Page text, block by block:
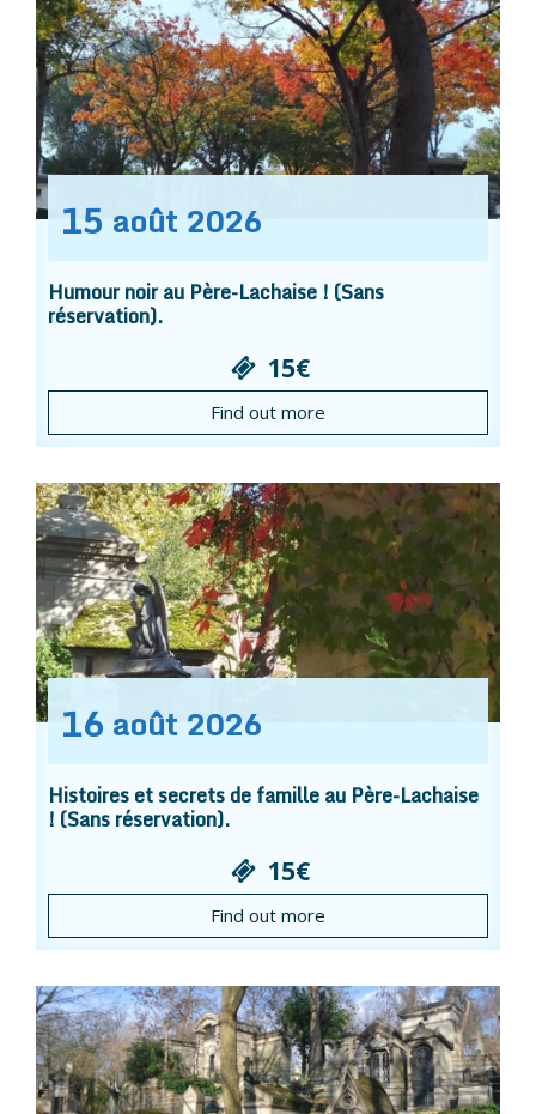
15 août 2026
Humour noir au Père-Lachaise ! (Sans
réservation).
15€
Find out more
16 août 2026
Histoires et secrets de famille au Père-Lachaise
! (Sans réservation).
15€
Find out more